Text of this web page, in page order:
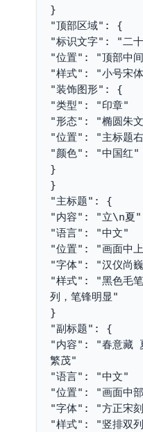
}
"顶部区域": {
"标识文字": "二
"位置": "顶部中间
"样式": "小号宋体
"装饰图形": {
"类型": "印章"
"形态": "椭圆朱
"位置": "主标题右
"颜色": "中国红"
}
}
"主标题": {
"内容": "立\n夏"
"语言": "中文"
"位置": "画面中上
"字体": "汉仪尚
"样式": "黑色毛笔
列，笔锋明显"
}
"副标题": {
"内容": "春意藏
繁茂"
"语言": "中文"
"位置": "画面中部
"字体": "方正宋
"样式": "竖排双列